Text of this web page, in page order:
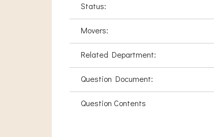
Status:
Movers:
Related Department:
Question Document:
Question Contents